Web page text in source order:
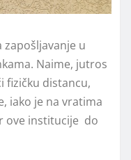
zapošljavanje u
Naime, jutros
fizičku distancu,
iako je na vratima
ove institucije do